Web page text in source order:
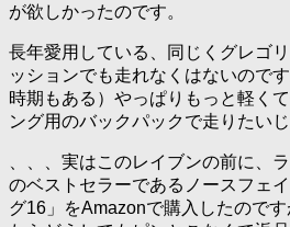
が欲しかったのです。
長年愛用している、同じくグレゴ
ッションでも走れなくはないので
時期もある）やっぱりもっと軽く
ング用のバックパックで走りたいじ
、、、実はこのレイブンの前に、
のベストセラーであるノースフェ
グ16」をAmazonで購入したので